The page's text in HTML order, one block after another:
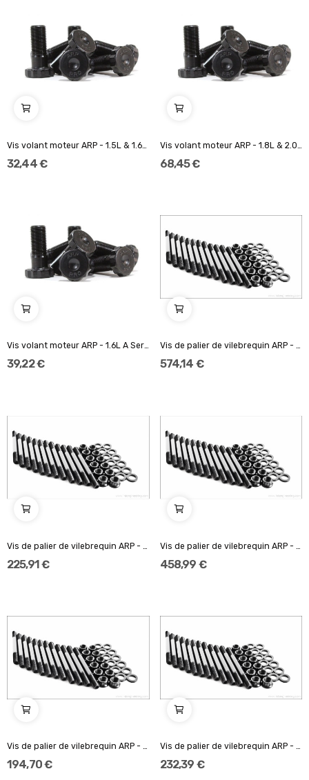
Vis volant moteur ARP - 1.5L & 1.6L SOHC D...
32,44 €
Vis volant moteur ARP - 1.8L & 2.0L Duratec (6...
68,45 €
Vis volant moteur ARP - 1.6L A Series (longueur...
39,22 €
Vis de palier de vilebrequin ARP - 2.5L 20V...
574,14 €
Vis de palier de vilebrequin ARP - 1.6L & 2.0L...
225,91 €
Vis de palier de vilebrequin ARP - 1.6L M16A
458,99 €
Vis de palier de vilebrequin ARP - 2.0L 16V
194,70 €
Vis de palier de vilebrequin ARP - 1.5L...
232,39 €